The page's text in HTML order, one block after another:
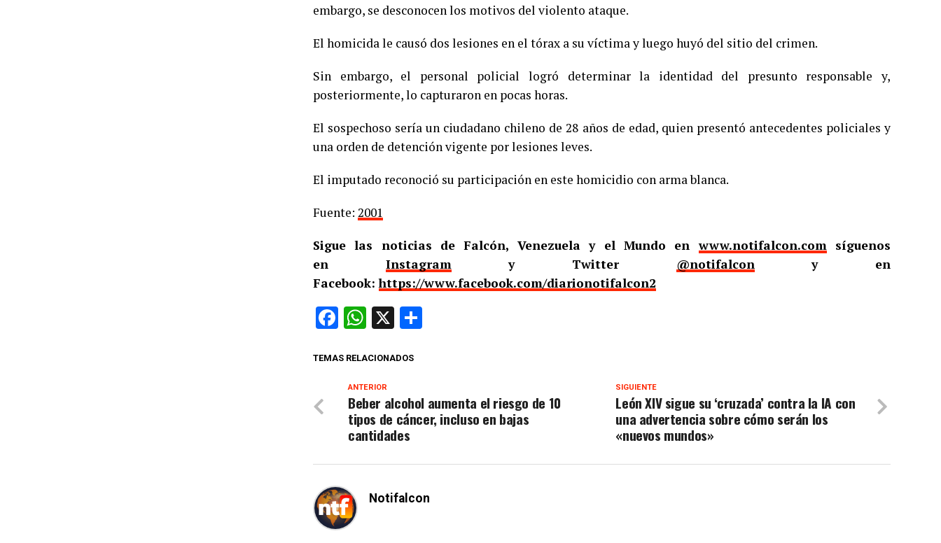
embargo, se desconocen los motivos del violento ataque.
El homicida le causó dos lesiones en el tórax a su víctima y luego huyó del sitio del crimen.
Sin embargo, el personal policial logró determinar la identidad del presunto responsable y,
posteriormente, lo capturaron en pocas horas.
El sospechoso sería un ciudadano chileno de 28 años de edad, quien presentó antecedentes policiales y
una orden de detención vigente por lesiones leves.
El imputado reconoció su participación en este homicidio con arma blanca.
Fuente: 2001
Sigue las noticias de Falcón, Venezuela y el Mundo enwww.notifalcon.comsíguenos
en Instagramy Twitter @notifalcony en
Facebook:https://www.facebook.com/diarionotifalcon2
Facebook
WhatsApp
X
TEMAS RELACIONADOS
SIGUIENTE
León XIV sigue su ‘cruzada’ contra la IA con
una advertencia sobre cómo serán los
«nuevos mundos»
ANTERIOR
Beber alcohol aumenta el riesgo de 10
tipos de cáncer, incluso en bajas
cantidades
Notifalcon